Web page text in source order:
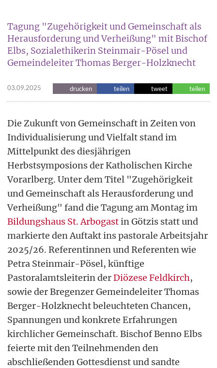
Tagung "Zugehörigkeit und Gemeinschaft als
Herausforderung und Verheißung" mit Bischof
Elbs, Sozialethikerin Steinmair-Pösel und
Gemeindeleiter Thomas Berger-Holzknecht
03.09.2025 drucken teilen tweet teilen
Die Zukunft von Gemeinschaft in Zeiten von
Individualisierung und Vielfalt stand im
Mittelpunkt des diesjährigen
Herbstsymposions der Katholischen Kirche
Vorarlberg. Unter dem Titel "Zugehörigkeit
und Gemeinschaft als Herausforderung und
Verheißung" fand die Tagung am Montag im
Bildungshaus St. Arbogastin Götzis statt und
markierte den Auftakt ins pastorale Arbeitsjahr
2025/26. Referentinnen und Referenten wie
Petra Steinmair-Pösel, künftige
Pastoralamtsleiterin derDiözese Feldkirch,
sowie der Bregenzer Gemeindeleiter Thomas
Berger-Holzknecht beleuchteten Chancen,
Spannungen und konkrete Erfahrungen
kirchlicher Gemeinschaft. Bischof Benno Elbs
feierte mit den Teilnehmenden den
abschließenden Gottesdienst und sandte